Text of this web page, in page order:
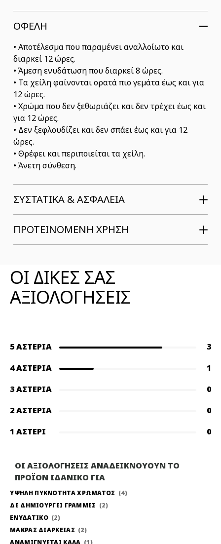
ΟΦΕΛΗ
• Αποτέλεσμα που παραμένει αναλλοίωτο και
διαρκεί 12 ώρες.
• Άμεση ενυδάτωση που διαρκεί 8 ώρες.
• Τα χείλη φαίνονται ορατά πιο γεμάτα έως και για
12 ώρες.
• Χρώμα που δεν ξεθωριάζει και δεν τρέχει έως και
για 12 ώρες.
• Δεν ξεφλουδίζει και δεν σπάει έως και για 12
ώρες.
• Θρέφει και περιποιείται τα χείλη.
• Άνετη σύνθεση.
ΣΥΣΤΑΤΙΚΆ & ΑΣΦΆΛΕΙΑ
ΠΡΟΤΕΙΝΟΜΕΝΗ ΧΡΗΣΗ
ΟΙ ΔΙΚΕΣ ΣΑΣ
ΑΞΙΟΛΟΓΗΣΕΙΣ
5 ΑΣΤΈΡΙΑ
3
4 ΑΣΤΈΡΙΑ
1
3 ΑΣΤΈΡΙΑ
0
2 ΑΣΤΈΡΙΑ
0
1 ΑΣΤΈΡΙ
0
ΟΙ ΑΞΙΟΛΟΓΗΣΕΙΣ ΑΝΑΔΕΙΚΝΟΥΟΥΝ ΤΟ
ΠΡΟΪΟΝ ΙΔΑΝΙΚΟ ΓΙΑ
ΥΨΗΛΗ ΠΥΚΝΟΤΗΤΑ ΧΡΩΜΑΤΟΣ
4
ΔΕ ΔΗΜΙΟΥΡΓΕΙ ΓΡΑΜΜΕΣ
2
ΕΝΥΔΑΤΙΚΟ
2
ΜΑΚΡΑΣ ΔΙΑΡΚΕΙΑΣ
2